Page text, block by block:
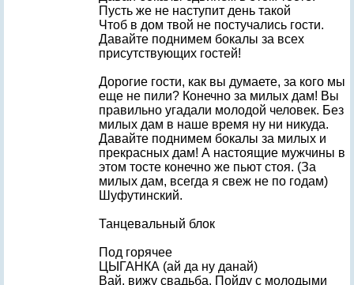
Пусть же не наступит день такой
Чтоб в дом твой не постучались гости.
Давайте поднимем бокалы за всех
присутствующих гостей!
Дорогие гости, как вы думаете, за кого мы
еще не пили? Конечно за милых дам! Вы
правильно угадали молодой человек. Без
милых дам в наше время ну ни никуда.
Давайте поднимем бокалы за милых и
прекрасных дам! А настоящие мужчины в
этом тосте конечно же пьют стоя. (За
милых дам, всегда я свеж не по годам)
Шуфутинский.
Танцевальный блок
Под горячее
ЦЫГАНКА (ай да ну данай)
Вай, вижу свадьба. Пойду с молодыми